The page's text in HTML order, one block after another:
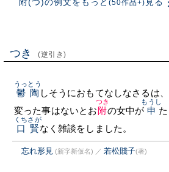
(50作品+)
つき (逆引き)
鬱陶
うっとう
しそうにおもてなしなさるは
変った事はないとお附
つき
の女中が 申
もうし
口賢
くちさが
なく雑談をしました。
忘れ形見 (新字新仮名) ／ 若松賤子(著)